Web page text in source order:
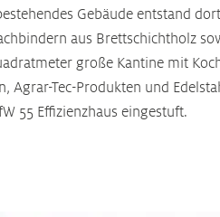
Gebäude entstand
aus Brettschichtholz
große Kantine mit
Tec-Produkten und
55 Effizienzhaus eingestuft.